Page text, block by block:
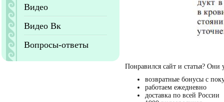
Видео
Видео Вк
Вопросы-ответы
Понравился сайт и статья? Они
возвратные бонусы с
работаем ежедневно
доставка по всей России